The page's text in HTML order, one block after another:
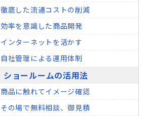
徹底した流通コストの削減
効率を意識した商品開発
インターネットを活かす
自社管理による運用体制
ショールームの活用法
商品に触れてイメージ確認
その場で無料相談、御見積